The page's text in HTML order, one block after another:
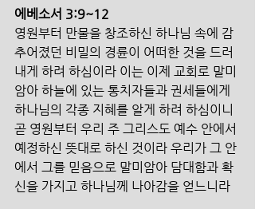
에베소서 3:9~12
영원부터 만물을 창조하신 하나님 속에 감
추어졌던 비밀의 경륜이 어떠한 것을 드러
내게 하려 하심이라 이는 이제 교회로 말미
암아 하늘에 있는 통치자들과 권세들에게
하나님의 각종 지혜를 알게 하려 하심이니
곧 영원부터 우리 주 그리스도 예수 안에서
예정하신 뜻대로 하신 것이라​ 우리가 그 안
에서 그를 믿음으로 말미암아 담대함과 확
신을 가지고 하나님께 나아감을 얻느니라